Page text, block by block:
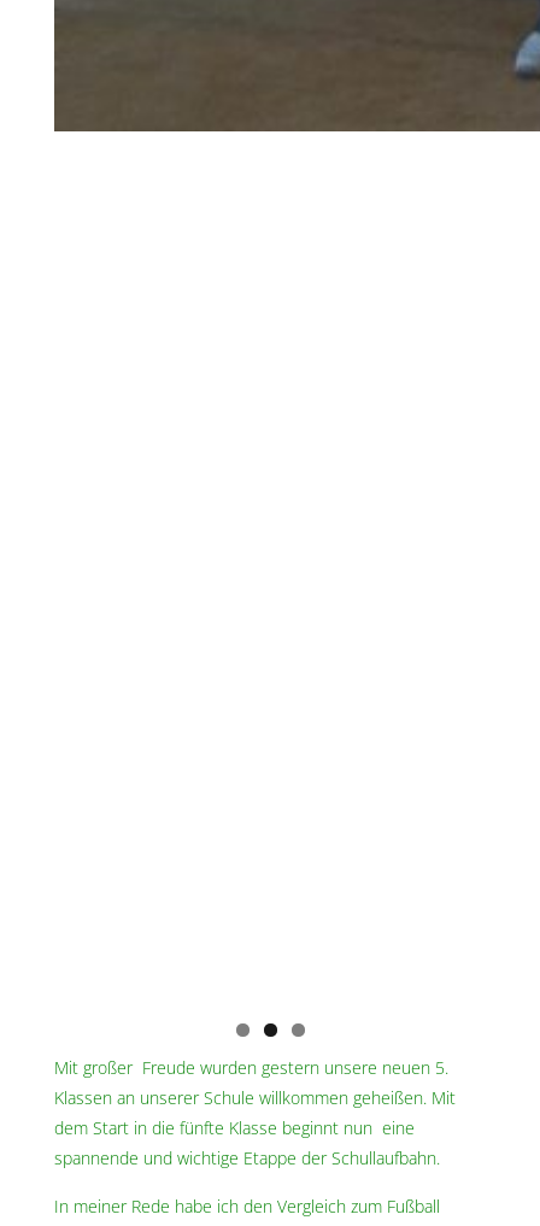
Mit großer Freude wurden gestern unsere neuen 5.
Klassen an unserer Schule willkommen geheißen. Mit
dem Start in die fünfte Klasse beginnt nun eine
spannende und wichtige Etappe der Schullaufbahn.
In meiner Rede habe ich den Vergleich zum Fußball